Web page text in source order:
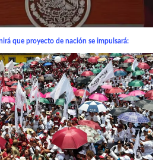
que proyecto de nación se impulsará: